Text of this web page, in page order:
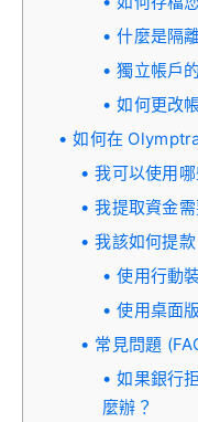
什麼是隔
獨立帳戶
如何更改
如何在
我可以使用
我提取資金
我該如何提款
使用行動
使用桌面
常見問題
如果銀行
麼辦？